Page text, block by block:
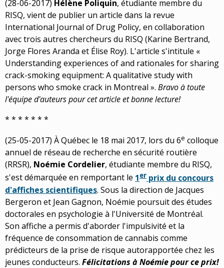
(28-06-2017) Hélène Poliquin, étudiante membre du
RISQ, vient de publier un article dans la revue
International Journal of Drug Policy, en collaboration
avec trois autres chercheurs du RISQ (Karine Bertrand,
Jorge Flores Aranda et Élise Roy). L'article s'intitule «
Understanding experiences of and rationales for sharing
crack-smoking equipment: A qualitative study with
persons who smoke crack in Montreal ». Bravo à toute
l'équipe d'auteurs pour cet article et bonne lecture!
* * * * * * *
(25-05-2017) À Québec le 18 mai 2017, lors du 6e colloque
annuel de réseau de recherche en sécurité routière
(RRSR), Noémie Cordelier, étudiante membre du RISQ,
s'est démarquée en remportant le 1er prix du concours
d'affiches scientifiques. Sous la direction de Jacques
Bergeron et Jean Gagnon, Noémie poursuit des études
doctorales en psychologie à l'Université de Montréal.
Son affiche a permis d'aborder l'impulsivité et la
fréquence de consommation de cannabis comme
prédicteurs de la prise de risque autorapportée chez les
jeunes conducteurs. Félicitations à Noémie pour ce prix!